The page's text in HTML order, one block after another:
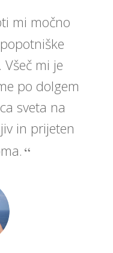
mi močno
mi je
po dolgem
sveta na
in prijeten